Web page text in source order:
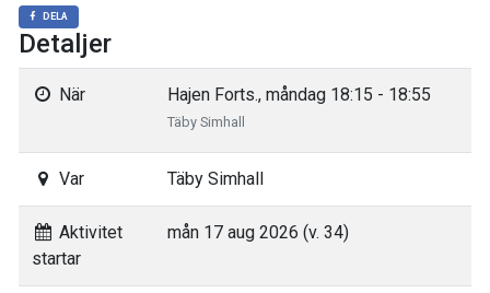
DELA
Detaljer
När Hajen Forts., måndag 18:15 - 18:55
Täby Simhall
Var Täby Simhall
Aktivitet
startar
mån 17 aug 2026 (v. 34)